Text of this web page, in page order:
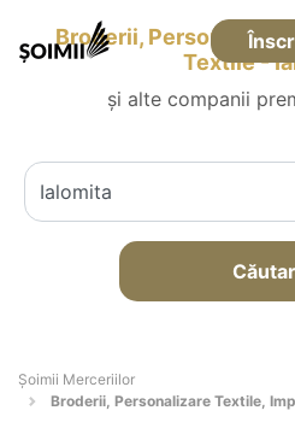
Broderii,
Textile -
și alte companii
Șoimii Merceriilor
Broderii, Personalizare Textile,